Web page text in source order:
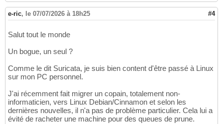
e-ric, le 07/07/2026 à 18h25 #4
Salut tout le monde
Un bogue, un seul ?
Comme le dit Suricata, je suis bien content d'être passé à Linux
sur mon PC personnel.
J'ai récemment fait migrer un copain, totalement non-
informaticien, vers Linux Debian/Cinnamon et selon les
dernières nouvelles, il n'a pas de problème particulier. Cela lui a
évité de racheter une machine pour des queues de prune.